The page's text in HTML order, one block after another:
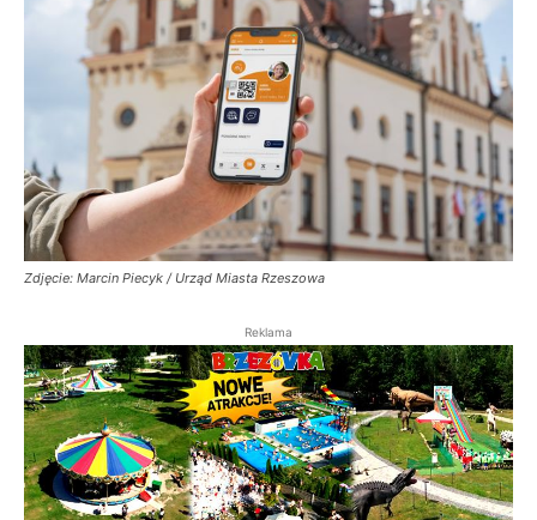
Zdjęcie: Marcin Piecyk / Urząd Miasta Rzeszowa
Reklama